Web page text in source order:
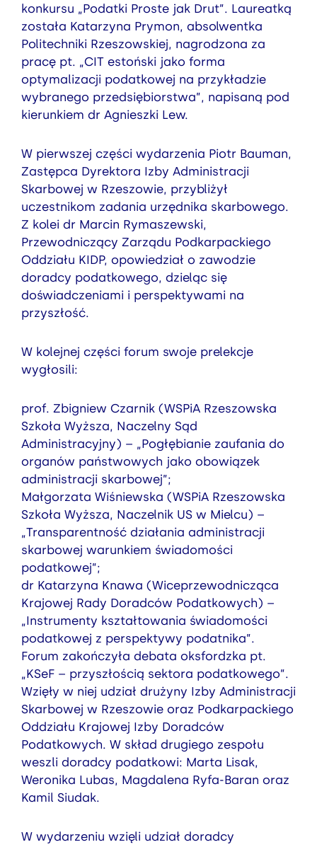
konkursu „Podatki Proste jak Drut”. Laureatką
została Katarzyna Prymon, absolwentka
Politechniki Rzeszowskiej, nagrodzona za
pracę pt. „CIT estoński jako forma
optymalizacji podatkowej na przykładzie
wybranego przedsiębiorstwa”, napisaną pod
kierunkiem dr Agnieszki Lew.
W pierwszej części wydarzenia Piotr Bauman,
Zastępca Dyrektora Izby Administracji
Skarbowej w Rzeszowie, przybliżył
uczestnikom zadania urzędnika skarbowego.
Z kolei dr Marcin Rymaszewski,
Przewodniczący Zarządu Podkarpackiego
Oddziału KIDP, opowiedział o zawodzie
doradcy podatkowego, dzieląc się
doświadczeniami i perspektywami na
przyszłość.
W kolejnej części forum swoje prelekcje
wygłosili:
prof. Zbigniew Czarnik (WSPiA Rzeszowska
Szkoła Wyższa, Naczelny Sąd
Administracyjny) – „Pogłębianie zaufania do
organów państwowych jako obowiązek
administracji skarbowej”;
Małgorzata Wiśniewska (WSPiA Rzeszowska
Szkoła Wyższa, Naczelnik US w Mielcu) –
„Transparentność działania administracji
skarbowej warunkiem świadomości
podatkowej”;
dr Katarzyna Knawa (Wiceprzewodnicząca
Krajowej Rady Doradców Podatkowych) –
„Instrumenty kształtowania świadomości
podatkowej z perspektywy podatnika”.
Forum zakończyła debata oksfordzka pt.
„KSeF – przyszłością sektora podatkowego”.
Wzięły w niej udział drużyny Izby Administracji
Skarbowej w Rzeszowie oraz Podkarpackiego
Oddziału Krajowej Izby Doradców
Podatkowych. W skład drugiego zespołu
weszli doradcy podatkowi: Marta Lisak,
Weronika Lubas, Magdalena Ryfa-Baran oraz
Kamil Siudak.
W wydarzeniu wzięli udział doradcy